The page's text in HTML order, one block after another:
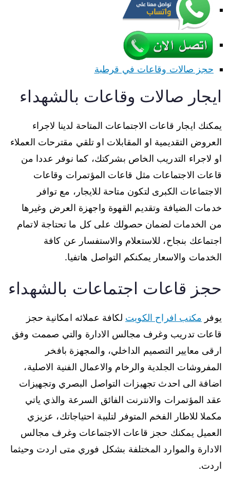
حجز صالات وقاعات في قرطبة
ايجار صالات وقاعات بالشهداء
يمكنك ايجار قاعات الاجتماعات المتاحة لدينا لاجراء
العروض التقديمية او المقابلات او تلقي مقترحات العملاء
او لاجراء التدريب الخاص بشركتك، كما نوفر عددا من
قاعات الاجتماعات مثل قاعات المؤتمرات وقاعات
الاجتماعات الكبرى لتكون متاحة للايجار، مع توافر
خدمات الضيافة وتقديم القهوة واجهزة العرض وغيرها
من الخدمات لضمان حصولك على كل ما تحتاجة لاتمام
اجتماعك بنجاح، للاستعلام والاستفسار عن كافة
الخدمات والاسعار يمكنكم التواصل هاتفيا.
حجز قاعات اجتماعات بالشهداء
يوفر مكتب افراح الكويت لكافة عملائه امكانية حجز
قاعات تدريب وغرف مجالس الادارة والتي صممت وفق
ارقى معايير التصميم الداخلي، والمجهزة بافخر
المفروشات الجلدية والرخام والاعمال الفنية الاصلية،
اضافة الى احدث تجهيزات التواصل البصري وتجهيزات
عقد المؤتمرات والانترنت الفائق السرعة والذي ياتي
مكملا للاطار الفخم المتوفر لتلبية احتياجاتك، عزيزي
العميل يمكنك حجز قاعات الاجتماعات وغرف مجالس
الادارة والموارد المختلفة بشكل فوري متى اردت وحيثما
اردت.